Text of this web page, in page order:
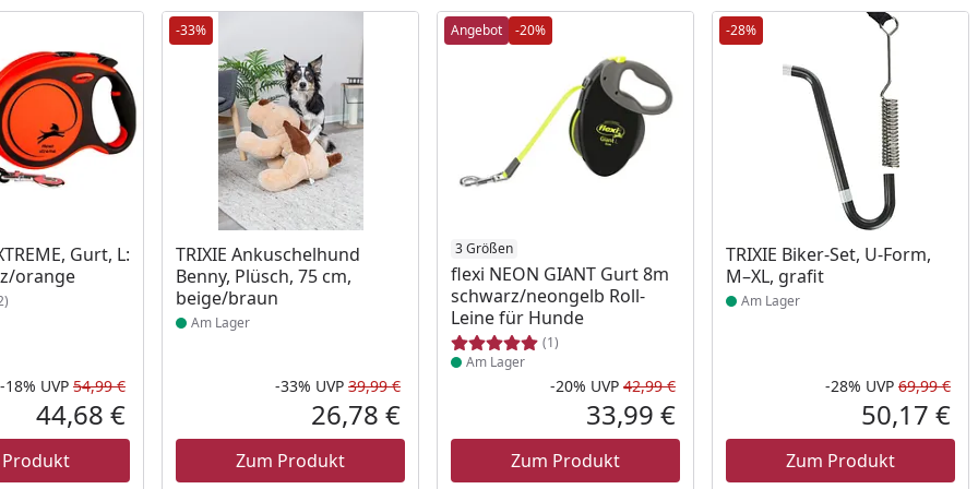
Gurt, L:
orange
Rabatt in Prozent
-18%
Ursprünglicher Preis
UVP 54,99 €
Aktueller Preis
44,68 €
-33%
TRIXIE Ankuschelhund
Benny, Plüsch, 75 cm,
beige/braun
Produkt am Lager
Am Lager
Rabatt in Prozent
-33%
Ursprünglicher Preis
UVP 39,99 €
Aktueller Preis
26,78 €
Zum Produkt
Angebot -20%
3 Größen
flexi NEON GIANT Gurt 8m
schwarz/neongelb Roll-
Leine für Hunde
(1)
Produkt am Lager
Am Lager
Rabatt in Prozent
-20%
Ursprünglicher Preis
UVP 42,99 €
Aktueller Preis
33,99 €
Zum Produkt
-28%
TRIXIE Biker-Set, U-Form,
M–XL, grafit
Produkt am Lager
Am Lager
-28% UVP 69,99 €
50,17 €
Zum Produkt